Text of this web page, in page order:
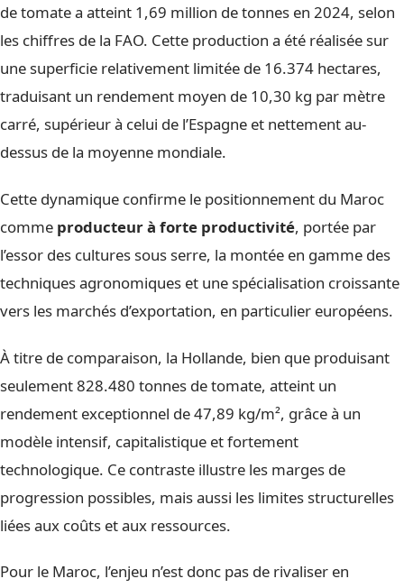
de tomate a atteint 1,69 million de tonnes en 2024, selon
les chiffres de la FAO. Cette production a été réalisée sur
une superficie relativement limitée de 16.374 hectares,
traduisant un rendement moyen de 10,30 kg par mètre
carré, supérieur à celui de l’Espagne et nettement au-
dessus de la moyenne mondiale.
Cette dynamique confirme le positionnement du Maroc
comme producteur à forte productivité, portée par
l’essor des cultures sous serre, la montée en gamme des
techniques agronomiques et une spécialisation croissante
vers les marchés d’exportation, en particulier européens.
À titre de comparaison, la Hollande, bien que produisant
seulement 828.480 tonnes de tomate, atteint un
rendement exceptionnel de 47,89 kg/m², grâce à un
modèle intensif, capitalistique et fortement
technologique. Ce contraste illustre les marges de
progression possibles, mais aussi les limites structurelles
liées aux coûts et aux ressources.
Pour le Maroc, l’enjeu n’est donc pas de rivaliser en